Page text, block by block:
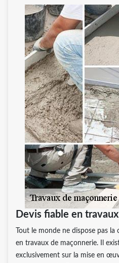
Devis fiable en
Tout le monde ne dispose pas
en travaux de maçonnerie. Il
exclusivement sur la mise en